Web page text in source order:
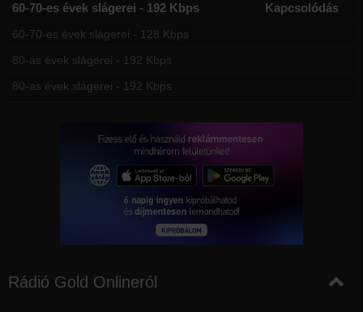
60-70-es évek slágerei - 192 Kbps Kapcsolódás
60-70-es évek slágerei - 128 Kbps
80-as évek slágerei - 192 Kbps
80-as évek slágerei - 192 Kbps
Rádió Gold Onlineról